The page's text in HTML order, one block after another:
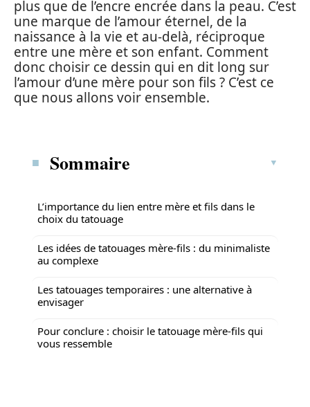
plus que de l’encre encrée dans la peau. C’est
une marque de l’amour éternel, de la
naissance à la vie et au-delà, réciproque
entre une mère et son enfant. Comment
donc choisir ce dessin qui en dit long sur
l’amour d’une mère pour son fils ? C’est ce
que nous allons voir ensemble.
Sommaire
L’importance du lien entre mère et fils dans le
choix du tatouage
Les idées de tatouages mère-fils : du minimaliste
au complexe
Les tatouages temporaires : une alternative à
envisager
Pour conclure : choisir le tatouage mère-fils qui
vous ressemble